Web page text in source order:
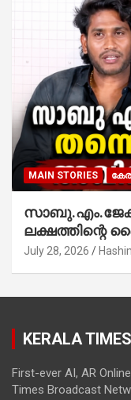
MAIN STORIES
ലക്ഷത്തിന്റെ
മത്സരിച്ചത്!
അഖില്‍ മാരാര്‍
July 28, 2026
KERALA TIMES
First-ever AI, AR
Times Broadcast